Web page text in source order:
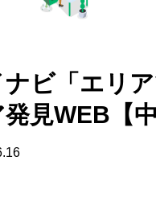
ナビ「エリ
発見WEB【